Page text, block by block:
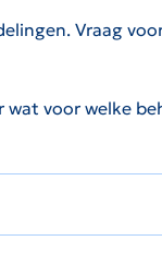
Vraag
voor welke